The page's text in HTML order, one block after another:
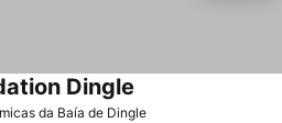
da Baía de Dingle
Dingle